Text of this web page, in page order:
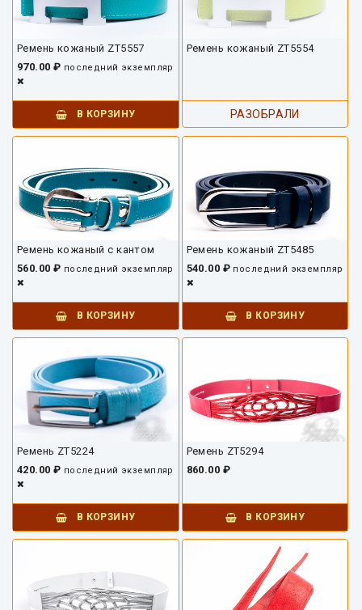
Ремень кожаный ZT5557
970.00 ₽ последний экземпляр
В КОРЗИНУ
Ремень кожаный ZT5554
РАЗОБРАЛИ
Ремень кожаный с кантом
560.00 ₽ последний экземпляр
В КОРЗИНУ
Ремень кожаный ZT5485
540.00 ₽ последний экземпляр
В КОРЗИНУ
Ремень ZT5224
420.00 ₽ последний экземпляр
В КОРЗИНУ
Ремень ZT5294
860.00 ₽
В КОРЗИНУ